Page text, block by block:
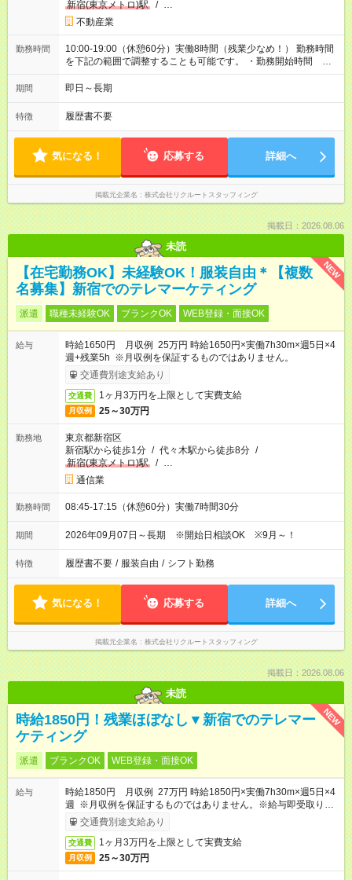
新宿(東京メトロ)駅 / …
不動産業
勤務時間
10:00-19:00（休憩60分）実働8時間（残業少なめ！） 勤務時間
を下記の範囲で調整することも可能です。 ・勤務開始時間
10:00～13:00 ・実働 06:00～08:00
期間 即日～長期
特徴 履歴書不要
気になる！ 応募する 詳細へ
掲載元企業名 株式会社リクルートスタッフィング
掲載日：2026.08.06
未読
NEW
【在宅勤務OK】未経験OK！服装自由＊【複数
名募集】新宿でのテレマーケティング
派遣 職種未経験OK ブランクOK WEB登録・面接OK
給与
時給1650円 月収例 25万円 時給1650円×実働7h30m×週5日×4
週+残業5h ※月収例を保証するものではありません。
交通費別途支給あり
交通費 1ヶ月3万円を上限として実費支給
月収例 25～30万円
勤務地
東京都新宿区
新宿駅から徒歩1分 / 代々木駅から徒歩8分 /
新宿(東京メトロ)駅
/ …
通信業
勤務時間 08:45-17:15（休憩60分）実働7時間30分
期間 2026年09月07日～長期 ※開始日相談OK ※9月～！
特徴 履歴書不要 / 服装自由 / シフト勤務
気になる！ 応募する 詳細へ
掲載元企業名 株式会社リクルートスタッフィング
掲載日：2026.08.06
未読
NEW
時給1850円！残業ほぼなし▼新宿でのテレマー
ケティング
派遣 ブランクOK WEB登録・面接OK
給与
時給1850円 月収例 27万円 時給1850円×実働7h30m×週5日×4
週 ※月収例を保証するものではありません。※給与即受取りサ
ービス利用可（利用条件有）
交通費別途支給あり
交通費 1ヶ月3万円を上限として実費支給
月収例 25～30万円